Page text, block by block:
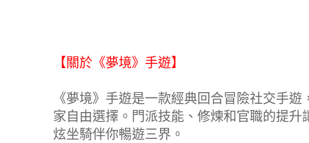
【關於《夢境》手遊】
《夢境》手遊是一款經典回合冒險社交手
家自由選擇。門派技能、修煉和官職的提
炫坐騎伴你暢遊三界。